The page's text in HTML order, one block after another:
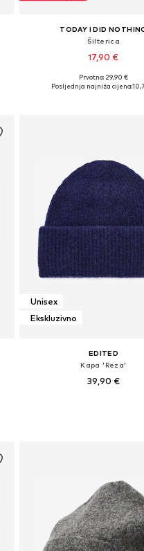
TODAY I DID
Šilterica
17,90 €
Dostupne veličine: 55-60
Prvotno: 29,90 €
Posljednja najniža cijena:
Unisex
Ekskluzivno
EDITED
Kapa 'Reza'
39,90 €